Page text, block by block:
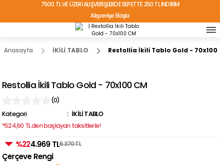
7500 TL VE ÜZERİ ALIŞVERİŞLERDE SEPETTE 250 TL İNDİRİM
Alışverişe Başla
TÜRKİYE'NİN HER YERİNE ÜCRETSİZ KARGO!
Anasayfa İKİLİ TABLO Restollia İkili Tablo Gold - 70x100
Restollia İkili Tablo Gold - 70x100 CM
(0)
Kategori
İKİLİ TABLO
*524,60 TL den başlayan taksitlerle!
%224.969 TL6.370 TL
Çerçeve Rengi